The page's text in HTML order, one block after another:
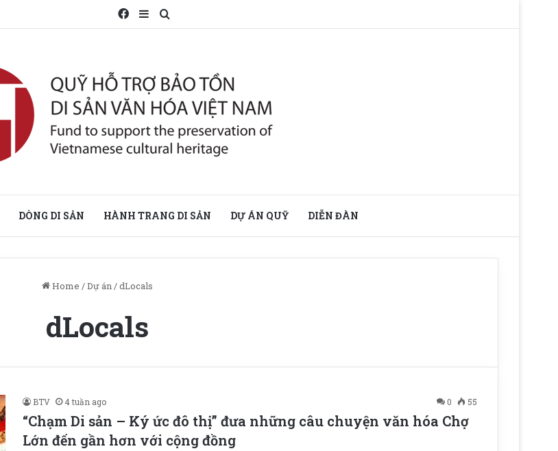
Facebook
Sidebar
DÒNG DI SẢN HÀNH TRANG DI SẢN DỰ ÁN QUỸ DIỄN ĐÀN
Home /Dự án/dLocals
dLocals
BTV 4 tuần ago 0 55
“Chạm Di sản – Ký ức đô thị” đưa những câu chuyện văn hóa Chợ
Lớn đến gần hơn với cộng đồng